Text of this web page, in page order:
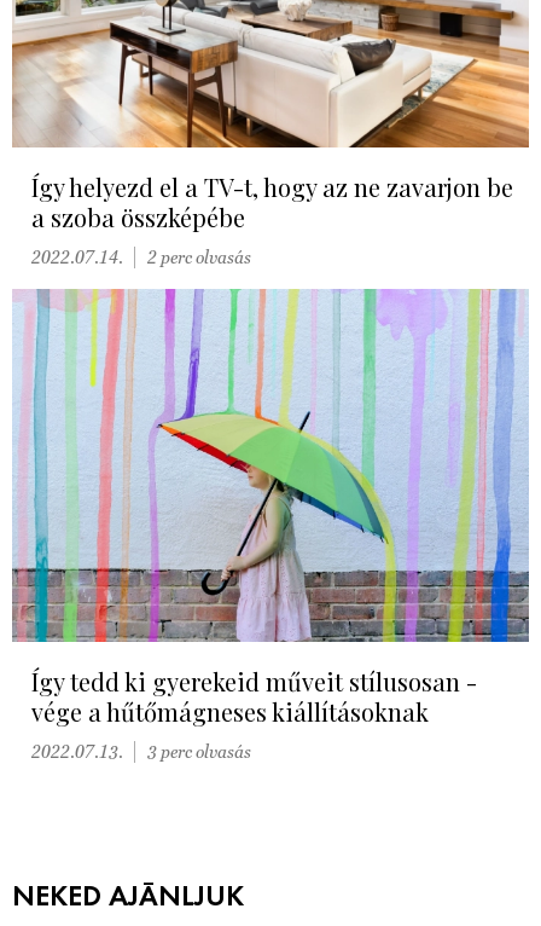
Így helyezd el a TV-t, hogy az ne zavarjon be
a szoba összképébe
2022.07.14. 2 perc olvasás
Így tedd ki gyerekeid műveit stílusosan -
vége a hűtőmágneses kiállításoknak
2022.07.13. 3 perc olvasás
NEKED AJÁNLJUK